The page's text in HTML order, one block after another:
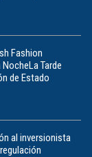
Fashion
NocheLa Tarde
de Estado
al inversionista